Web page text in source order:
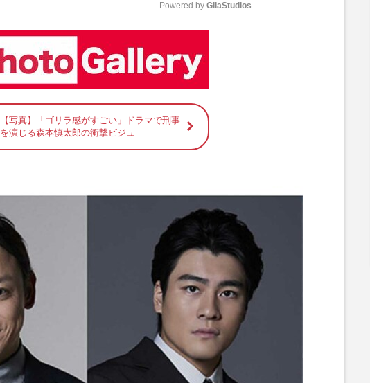
u
e
Powered by GliaStudios
【写真】「ゴリラ感がすごい」ドラマで刑事
を演じる森本慎太郎の衝撃ビジュ